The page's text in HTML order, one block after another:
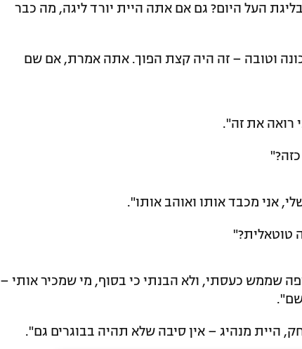
העל היום? גם אם אתה היית יורד ליגה, מה כבר
וטובה – זה היה קצת הפוך. אתה אמרת, אם שם
רואה את זה".
אני מכבד אותו ואוהב אותו".
טוטאלית?"
שממש כעסתי, ולא הבנתי כי בסוף, מי שמכיר אותי –
שם".
היית מנהיג – אין סיבה שלא תהיה בבוגרים גם".